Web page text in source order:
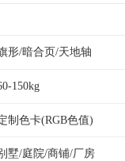
形/暗合页/天地轴
150kg
制色卡(RGB色值)
墅/庭院/商铺/厂房